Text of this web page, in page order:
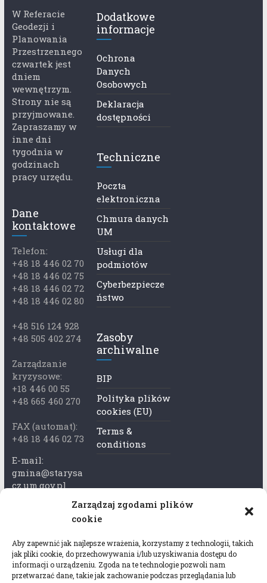
Zarządzaj zgodami plików
cookie
Aby zapewnić jak najlepsze wrażenia, korzystamy z technologii, takich
jak pliki cookie, do przechowywania i/lub uzyskiwania dostępu do
informacji o urządzeniu. Zgoda na te technologie pozwoli nam
przetwarzać dane, takie jak zachowanie podczas przeglądania lub
W Referacie
Geodezji i
Planowania
Przestrzennego
czwartek jest
dniem
wewnętrzym.
Strony nie są
przyjmowane.
Zapraszamy w
inne dni
tygodnia w
godzinach
pracy urzędu.
Dane
kontaktowe
Telefon:
+48 18 446 02 70
+48 18 446 02 75
+48 18 446 02 72
+48 18 446 02 80
+48 516 124 928
+48 505 402 274
Zarządzanie
kryzysowe:
+18 446 00 55
+48 665 460 270
FAX (automat):
+48 18 446 02 73
E-mail:
gmina@starysa
cz.um.gov.pl
Adres skrzynki
rytka
Adres do e-
Dodatkowe
informacje
Ochrona
Danych
Osobowych
Deklaracja
dostępności
Techniczne
Poczta
elektroniczna
Chmura danych
UM
Usługi dla
podmiotów
Cyberbezpiecze
ństwo
Zasoby
archiwalne
BIP
Polityka plików
cookies (EU)
Terms &
conditions